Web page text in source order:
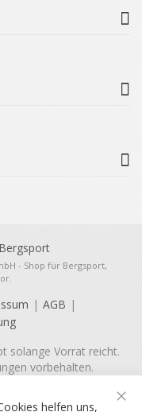
- Shop für Bergsport,
AGB
solange Vorrat reicht.
vorbehalten.
helfen uns,